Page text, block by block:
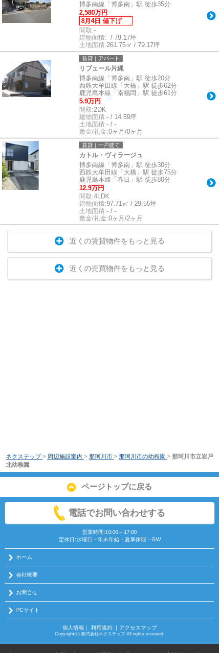
博多南線「博多南」駅 徒歩35分
2,580万円
8月4日 値下げ
間取:-
建物面積:- / 79.17坪
土地面積:261.75㎡ / 79.17坪
賃貸｜アパート
リブェール片縄
博多南線「博多南」駅 徒歩20分
西鉄大牟田線「大橋」駅 徒歩62分
鹿児島本線「南福岡」駅 徒歩61分
5.9万円
間取:2DK
建物面積:- / 14.59坪
土地面積:- / -
敷金/礼金:0ヶ月/0ヶ月
賃貸｜一戸建て
カトル・ヴィラージュ
博多南線「博多南」駅 徒歩30分
西鉄大牟田線「大橋」駅 徒歩75分
鹿児島本線「春日」駅 徒歩80分
12.9万円
間取:4LDK
建物面積:97.71㎡ / 29.55坪
土地面積:- / -
敷金/礼金:0ヶ月/2ヶ月
近くの賃貸物件をもっと見る
近くの売買物件をもっと見る
ネクステップ > 周辺施設案内 > 那珂川市 > 那珂川市の幼稚園 > 那珂川市立岩戸
北幼稚園
ページトップに戻る
電話でお問い合わせする
営業時間:10:00～17:00
定休日:水曜日・年末年始・夏季休暇・GW
ホーム
会社概要
お問合せ
PCサイト
個人情報 ｜ 利用規約｜ アクセスマップ
Copyright(c) 株式会社ネクステップ All rights reserved.